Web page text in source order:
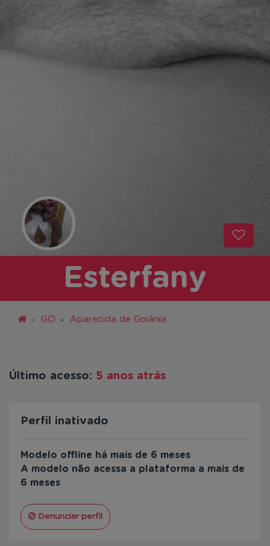
Esterfany
GO Aparecida de Goiânia
Último acesso: 5 anos atrás
Perfil inativado
Modelo offline há mais de 6 meses
A modelo não acessa a plataforma a mais de
6 meses
Denunciar perfil